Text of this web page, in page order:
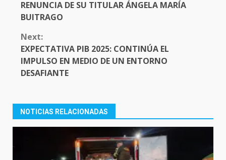
RENUNCIA DE SU TITULAR ÁNGELA MARÍA
BUITRAGO
Next:
EXPECTATIVA PIB 2025: CONTINÚA EL
IMPULSO EN MEDIO DE UN ENTORNO
DESAFIANTE
NOTICIAS RELACIONADAS